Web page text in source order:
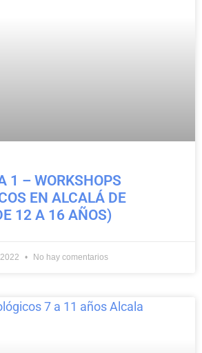
1 – WORKSHOPS
EN ALCALÁ DE
12 A 16 AÑOS)
No hay comentarios